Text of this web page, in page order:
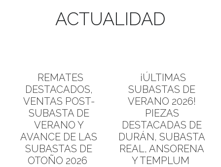
ACTUALIDAD
REMATES
DESTACADOS,
VENTAS POST-
SUBASTA DE
VERANO Y
AVANCE DE LAS
SUBASTAS DE
OTOÑO 2026
¡ÚLTIMAS
SUBASTAS DE
VERANO 2026!
PIEZAS
DESTACADAS DE
DURÁN, SUBASTA
REAL, ANSORENA
Y TEMPLUM